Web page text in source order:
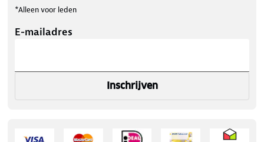
*Alleen voor leden
E-mailadres
Inschrijven